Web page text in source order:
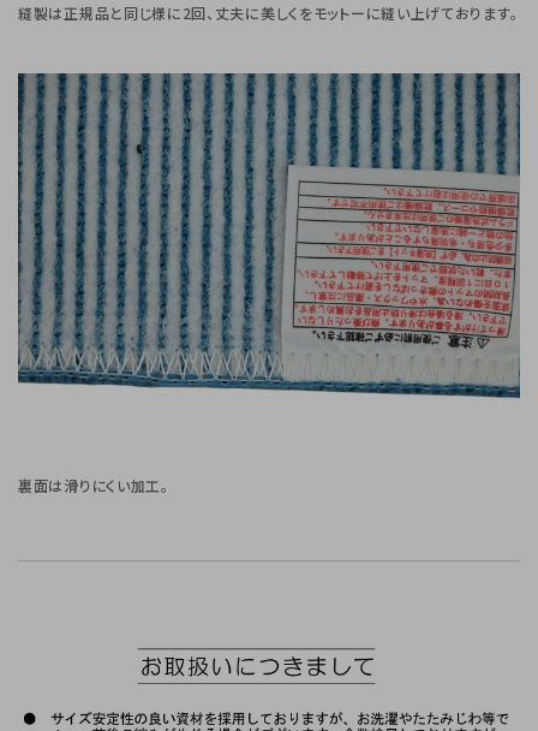
縫製は正規品と同じ様に2回、丈夫に美しくをモットーに縫い上げております。
裏面は滑りにくい加工。